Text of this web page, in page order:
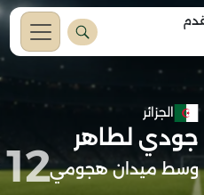
الجزائر
جودي لطاهر
وسط ميدان هجومي12